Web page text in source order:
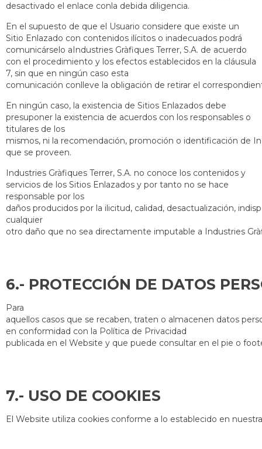
desactivado el enlace conla debida diligencia.
En el supuesto de que el Usuario considere que existe un
Sitio Enlazado con contenidos ilícitos o inadecuados podrá
comunicárselo aIndustries Gràfiques Terrer, S.A. de acuerdo
con el procedimiento y los efectos establecidos en la cláusula
7, sin que en ningún caso esta
comunicación conlleve la obligación de retirar el
En ningún caso, la existencia de Sitios Enlazados debe
presuponer la existencia de acuerdos con los responsables o
titulares de los
mismos, ni la recomendación, promoción o identificación de
que se proveen.
Industries Gràfiques Terrer, S.A. no conoce los contenidos y
servicios de los Sitios Enlazados y por tanto no se hace
responsable por los
daños producidos por la ilicitud, calidad, desactualización,
cualquier
otro daño que no sea directamente imputable a Industries
6.-
Para
aquellos casos que se recaben, traten o almacenen datos
en conformidad con la Política de Privacidad
publicada en el Website y que puede consultar en el pie o
7.-
El Website utiliza cookies conforme a lo establecido en